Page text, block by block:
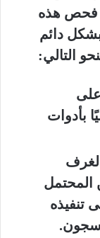
فحص هذه
دائم
التالي:
يوميًا بأدوات
المحتمل
تنفيذه